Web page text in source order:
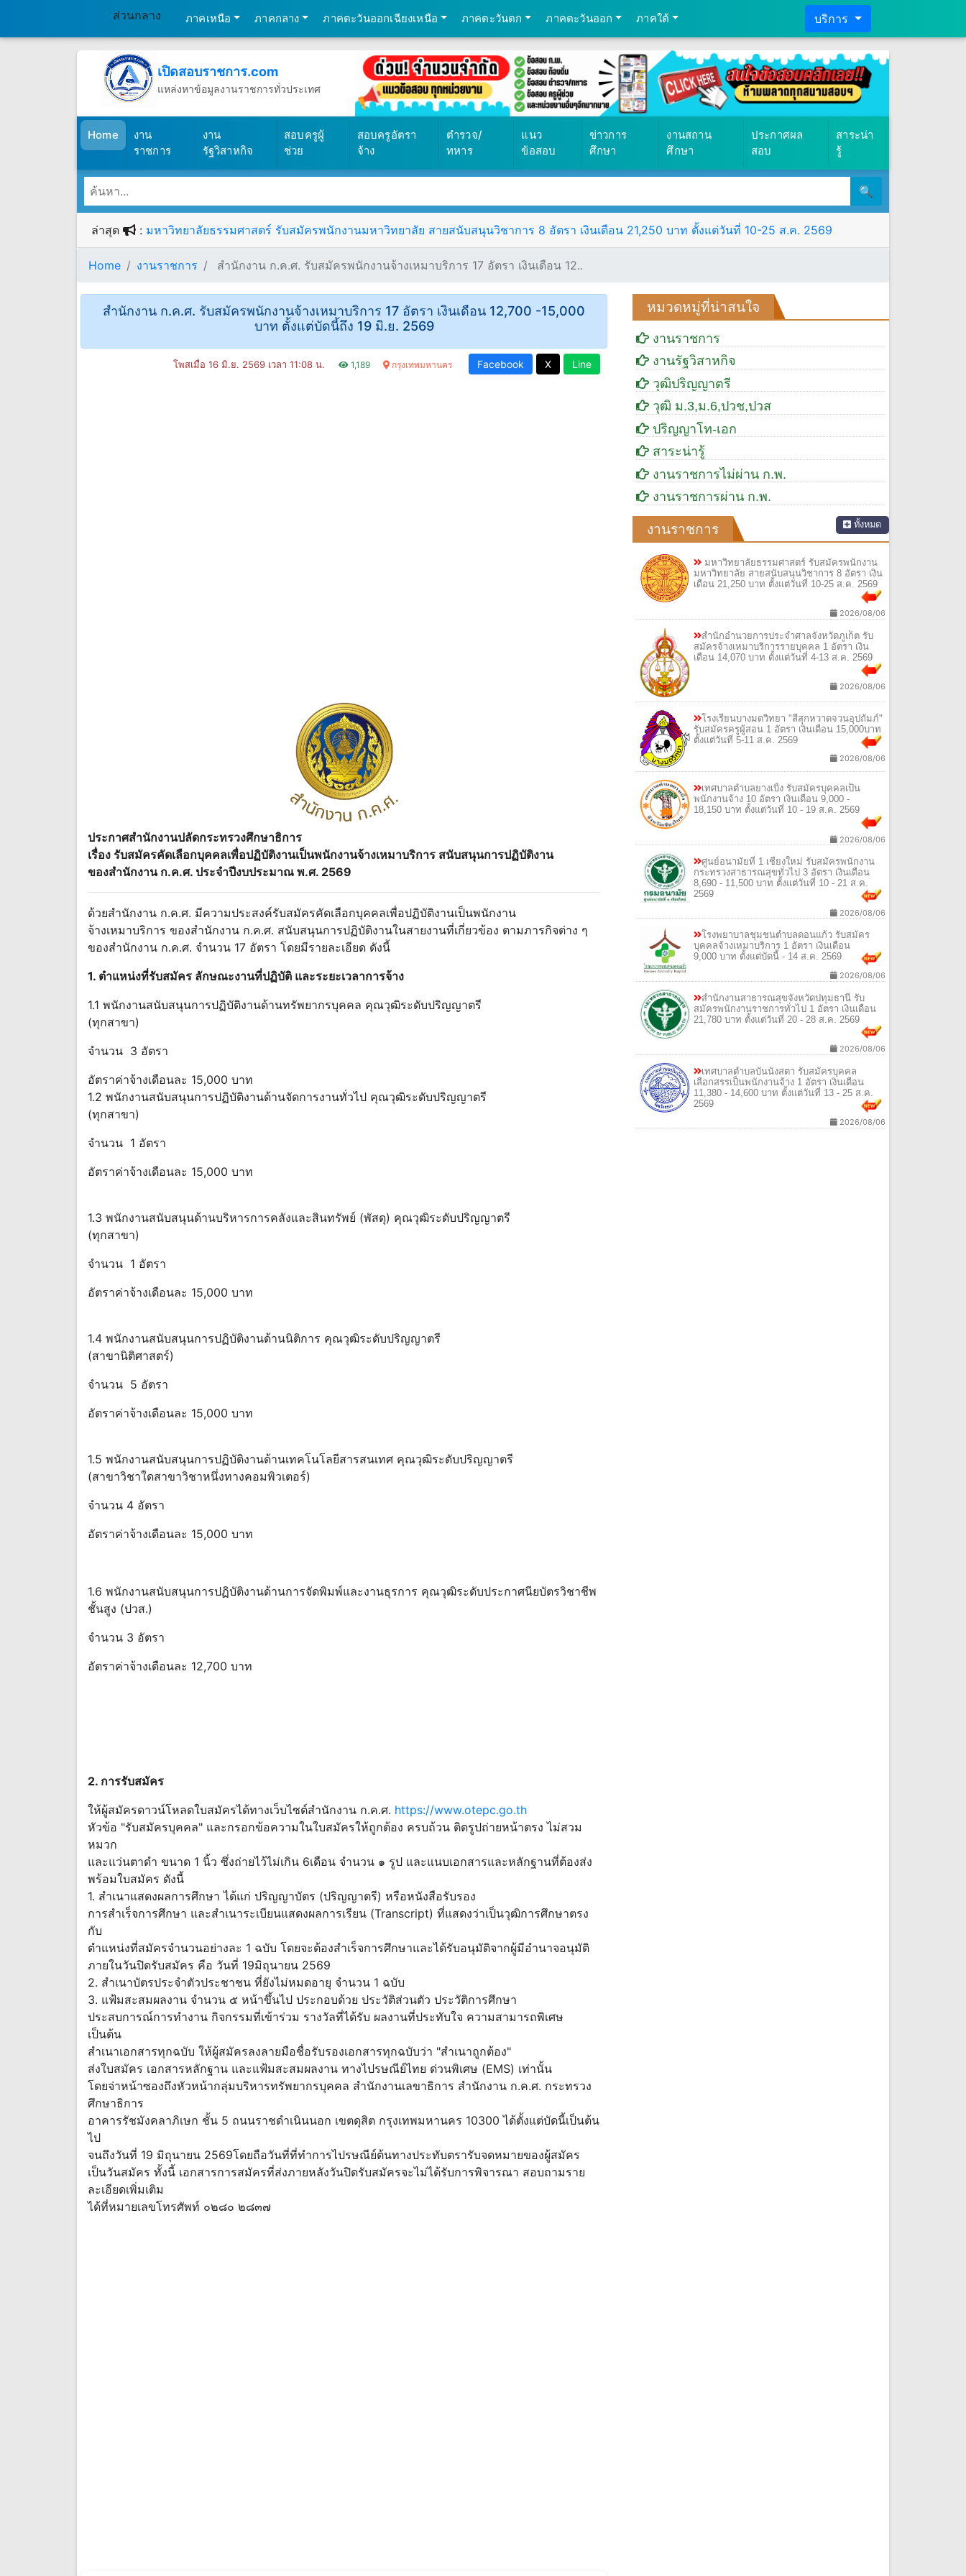
ส่วนกลาง ภาคเหนือ ภาคกลาง ภาคตะวันออกเฉียงเหนือ ภาคตะวันตก ภาคตะวันออก ภาคใต้ บริการ
เปิดสอบราชการ.com
แหล่งหาข้อมูลงานราชการทั่วประเทศ
Home(เปิดสอบราชการ)
งาน
ราชการ
งาน
รัฐวิสาหกิจ
สอบครูผู้
ช่วย
สอบครูอัตรา
จ้าง
ตำรวจ/
ทหาร
แนว
ข้อสอบ
ข่าวการ
ศึกษา
งานสถาน
ศึกษา
ประกาศผล
สอบ
สาระน่า
รู้
🔍
ล่าสุด : มหาวิทยาลัยธรรมศาสตร์ รับสมัครพนักงานมหาวิทยาลัย สายสนับสนุนวิชาการ 8 อัตรา เงินเดือน 21,250 บาท ตั้งแต่วันที่ 10-25 ส.ค. 2569
Home งานราชการ สำนักงาน ก.ค.ศ. รับสมัครพนักงานจ้างเหมาบริการ 17 อัตรา เงินเดือน 12..
สำนักงาน ก.ค.ศ. รับสมัครพนักงานจ้างเหมาบริการ 17 อัตรา เงินเดือน 12,700 -15,000
บาท ตั้งแต่บัดนี้ถึง 19 มิ.ย. 2569
โพสเมื่อ 16 มิ.ย. 2569 เวลา 11:08 น. 1,189 กรุงเทพมหานคร Facebook X Line
ประกาศสำนักงานปลัดกระทรวงศึกษาธิการ
เรื่อง รับสมัครคัดเลือกบุคคลเพื่อปฏิบัติงานเป็นพนักงานจ้างเหมาบริการ สนับสนุนการปฏิบัติงาน
ของสำนักงาน ก.ค.ศ. ประจำปีงบประมาณ พ.ศ. 2569
ด้วยสำนักงาน ก.ค.ศ. มีความประสงค์รับสมัครคัดเลือกบุคคลเพื่อปฏิบัติงานเป็นพนักงาน
จ้างเหมาบริการ ของสำนักงาน ก.ค.ศ. สนับสนุนการปฏิบัติงานในสายงานที่เกี่ยวข้อง ตามภารกิจต่าง ๆ
ของสำนักงาน ก.ค.ศ. จำนวน 17 อัตรา โดยมีรายละเอียด ดังนี้
1. ตำแหน่งที่รับสมัคร ลักษณะงานที่ปฏิบัติ และระยะเวลาการจ้าง
1.1 พนักงานสนับสนุนการปฏิบัติงานด้านทรัพยากรบุคคล คุณวุฒิระดับปริญญาตรี
(ทุกสาขา)
จำนวน 3 อัตรา
อัตราค่าจ้างเดือนละ 15,000 บาท
1.2 พนักงานสนับสนุนการปฏิบัติงานด้านจัดการงานทั่วไป คุณวุฒิระดับปริญญาตรี
(ทุกสาขา)
จำนวน 1 อัตรา
อัตราค่าจ้างเดือนละ 15,000 บาท
1.3 พนักงานสนับสนุนด้านบริหารการคลังและสินทรัพย์ (พัสดุ) คุณวุฒิระดับปริญญาตรี
(ทุกสาขา)
จำนวน 1 อัตรา
อัตราค่าจ้างเดือนละ 15,000 บาท
1.4 พนักงานสนับสนุนการปฏิบัติงานด้านนิติการ คุณวุฒิระดับปริญญาตรี
(สาขานิติศาสตร์)
จำนวน 5 อัตรา
อัตราค่าจ้างเดือนละ 15,000 บาท
1.5 พนักงานสนับสนุนการปฏิบัติงานด้านเทคโนโลยีสารสนเทศ คุณวุฒิระดับปริญญาตรี
(สาขาวิชาใดสาขาวิชาหนึ่งทางคอมพิวเตอร์)
จำนวน 4 อัตรา
อัตราค่าจ้างเดือนละ 15,000 บาท
1.6 พนักงานสนับสนุนการปฏิบัติงานด้านการจัดพิมพ์และงานธุรการ คุณวุฒิระดับประกาศนียบัตรวิชาชีพ
ชั้นสูง (ปวส.)
จำนวน 3 อัตรา
อัตราค่าจ้างเดือนละ 12,700 บาท
2. การรับสมัคร
ให้ผู้สมัครดาวน์โหลดใบสมัครได้ทางเว็บไซต์สำนักงาน ก.ค.ศ. https://www.otepc.go.th
หัวข้อ "รับสมัครบุคคล" และกรอกข้อความในใบสมัครให้ถูกต้อง ครบถ้วน ติดรูปถ่ายหน้าตรง ไม่สวม
หมวก
และแว่นตาดำ ขนาด 1 นิ้ว ซึ่งถ่ายไว้ไม่เกิน 6เดือน จำนวน ๑ รูป และแนบเอกสารและหลักฐานที่ต้องส่ง
พร้อมใบสมัคร ดังนี้
1. สำเนาแสดงผลการศึกษา ได้แก่ ปริญญาบัตร (ปริญญาตรี) หรือหนังสือรับรอง
การสำเร็จการศึกษา และสำเนาระเบียนแสดงผลการเรียน (Transcript) ที่แสดงว่าเป็นวุฒิการศึกษาตรง
กับ
ตำแหน่งที่สมัครจำนวนอย่างละ 1 ฉบับ โดยจะต้องสำเร็จการศึกษาและได้รับอนุมัติจากผู้มีอำนาจอนุมัติ
ภายในวันปิดรับสมัคร คือ วันที่ 19มิถุนายน 2569
2. สำเนาบัตรประจำตัวประชาชน ที่ยังไม่หมดอายุ จำนวน 1 ฉบับ
3. แฟ้มสะสมผลงาน จำนวน ๕ หน้าขึ้นไป ประกอบด้วย ประวัติส่วนตัว ประวัติการศึกษา
ประสบการณ์การทำงาน กิจกรรมที่เข้าร่วม รางวัลที่ได้รับ ผลงานที่ประทับใจ ความสามารถพิเศษ
เป็นต้น
สำเนาเอกสารทุกฉบับ ให้ผู้สมัครลงลายมือชื่อรับรองเอกสารทุกฉบับว่า "สำเนาถูกต้อง"
ส่งใบสมัคร เอกสารหลักฐาน และแฟ้มสะสมผลงาน ทางไปรษณีย์ไทย ด่วนพิเศษ (EMS) เท่านั้น
โดยจ่าหน้าซองถึงหัวหน้ากลุ่มบริหารทรัพยากรบุคคล สำนักงานเลขาธิการ สำนักงาน ก.ค.ศ. กระทรวง
ศึกษาธิการ
อาคารรัชมังคลาภิเษก ชั้น 5 ถนนราชดำเนินนอก เขตดุสิต กรุงเทพมหานคร 10300 ได้ตั้งแต่บัดนี้เป็นต้น
ไป
จนถึงวันที่ 19 มิถุนายน 2569โดยถือวันที่ที่ทำการไปรษณีย์ต้นทางประทับตรารับจดหมายของผู้สมัคร
เป็นวันสมัคร ทั้งนี้ เอกสารการสมัครที่ส่งภายหลังวันปิดรับสมัครจะไม่ได้รับการพิจารณา สอบถามราย
ละเอียดเพิ่มเติม
ได้ที่หมายเลขโทรศัพท์ ๐๒๘๐ ๒๘๓๗
หมวดหมู่ที่น่าสนใจ
งานราชการ
งานรัฐวิสาหกิจ
วุฒิปริญญาตรี
วุฒิ ม.3,ม.6,ปวช,ปวส
ปริญญาโท-เอก
สาระน่ารู้
งานราชการไม่ผ่าน ก.พ.
งานราชการผ่าน ก.พ.
งานราชการ ทั้งหมด
มหาวิทยาลัยธรรมศาสตร์ รับสมัครพนักงาน
มหาวิทยาลัย สายสนับสนุนวิชาการ 8 อัตรา เงิน
เดือน 21,250 บาท ตั้งแต่วันที่ 10-25 ส.ค. 2569
2026/08/06
สำนักอำนวยการประจำศาลจังหวัดภูเก็ต รับ
สมัครจ้างเหมาบริการรายบุคคล 1 อัตรา เงิน
เดือน 14,070 บาท ตั้งแต่วันที่ 4-13 ส.ค. 2569
2026/08/06
โรงเรียนบางมดวิทยา "สีสุกหวาดจวนอุปถัมภ์"
รับสมัครครูผู้สอน 1 อัตรา เงินเดือน 15,000บาท
ตั้งแต่วันที่ 5-11 ส.ค. 2569
2026/08/06
เทศบาลตำบลยางเบิ้ง รับสมัครบุคคลเป็น
พนักงานจ้าง 10 อัตรา เงินเดือน 9,000 -
18,150 บาท ตั้งแต่วันที่ 10 - 19 ส.ค. 2569
2026/08/06
ศูนย์อนามัยที่ 1 เชียงใหม่ รับสมัครพนักงาน
กระทรวงสาธารณสุขทั่วไป 3 อัตรา เงินเดือน
8,690 - 11,500 บาท ตั้งแต่วันที่ 10 - 21 ส.ค.
2569
2026/08/06
โรงพยาบาลชุมชนตำบลดอนแก้ว รับสมัคร
บุคคลจ้างเหมาบริการ 1 อัตรา เงินเดือน
9,000 บาท ตั้งแต่บัดนี้ - 14 ส.ค. 2569
2026/08/06
สํานักงานสาธารณสุขจังหวัดปทุมธานี รับ
สมัครพนักงานราชการทั่วไป 1 อัตรา เงินเดือน
21,780 บาท ตั้งแต่วันที่ 20 - 28 ส.ค. 2569
2026/08/06
เทศบาลตําบลบันนังสตา รับสมัครบุคคล
เลือกสรรเป็นพนักงานจ้าง 1 อัตรา เงินเดือน
11,380 - 14,600 บาท ตั้งแต่วันที่ 13 - 25 ส.ค.
2569
2026/08/06